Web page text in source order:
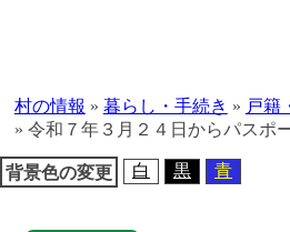
移
動
村の情報 » 暮らし・手続き » 戸籍
» 令和７年３月２４日からパスポ
背景色の変更 白 黒 青